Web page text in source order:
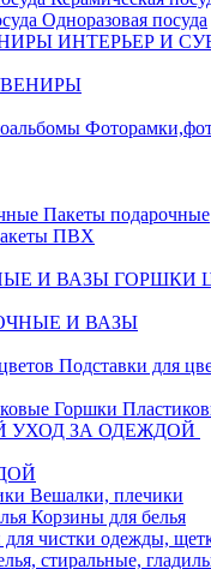
Одноразовая посуда
ИНТЕРЬЕР И
Пакеты подарочные
ПВХ
ГОРШКИ
И ВАЗЫ
Подставки для
Горшки
УХОД ЗА ОДЕЖДОЙ
Вешалки, плечики
Корзины для белья